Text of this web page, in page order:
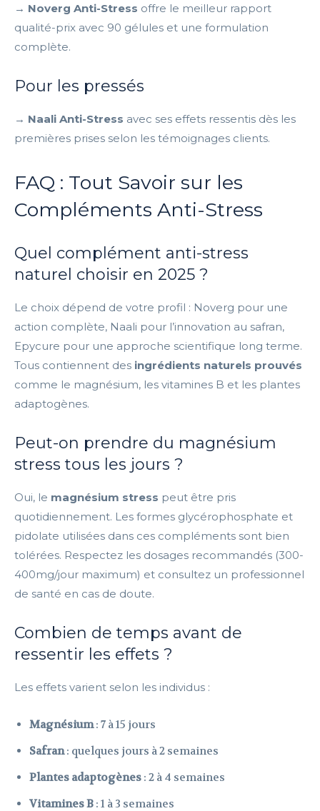
→ Noverg Anti-Stress offre le meilleur rapport
qualité-prix avec 90 gélules et une formulation
complète.
Pour les pressés
→ Naali Anti-Stress avec ses effets ressentis dès les
premières prises selon les témoignages clients.
FAQ : Tout Savoir sur les
Compléments Anti-Stress
Quel complément anti-stress
naturel choisir en 2025 ?
Le choix dépend de votre profil : Noverg pour une
action complète, Naali pour l’innovation au safran,
Epycure pour une approche scientifique long terme.
Tous contiennent des ingrédients naturels prouvés
comme le magnésium, les vitamines B et les plantes
adaptogènes.
Peut-on prendre du magnésium
stress tous les jours ?
Oui, le magnésium stress peut être pris
quotidiennement. Les formes glycérophosphate et
pidolate utilisées dans ces compléments sont bien
tolérées. Respectez les dosages recommandés (300-
400mg/jour maximum) et consultez un professionnel
de santé en cas de doute.
Combien de temps avant de
ressentir les effets ?
Les effets varient selon les individus :
Magnésium: 7 à 15 jours
Safran: quelques jours à 2 semaines
Plantes adaptogènes : 2 à 4 semaines
Vitamines B : 1 à 3 semaines